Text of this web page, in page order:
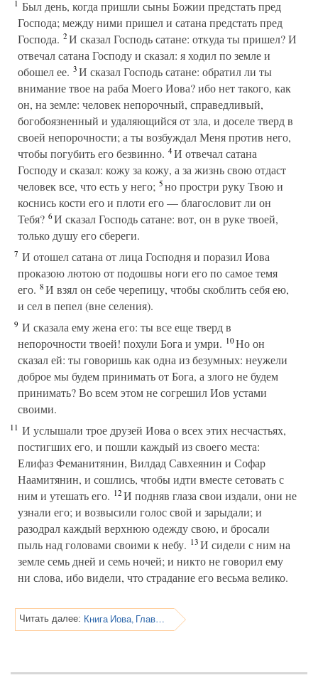
1 Был день, когда пришли сыны Божии предстать пред
Господа; между ними пришел и сатана предстать пред
Господа. 2И сказал Господь сатане: откуда ты пришел? И
отвечал сатана Господу и сказал: я ходил по земле и
обошел ее. 3И сказал Господь сатане: обратил ли ты
внимание твое на раба Моего Иова? ибо нет такого, как
он, на земле: человек непорочный, справедливый,
богобоязненный и удаляющийся от зла, и доселе тверд в
своей непорочности; а ты возбуждал Меня против него,
чтобы погубить его безвинно. 4И отвечал сатана
Господу и сказал: кожу за кожу, а за жизнь свою отдаст
человек все, что есть у него; 5но простри руку Твою и
коснись кости его и плоти его — благословит ли он
Тебя? 6И сказал Господь сатане: вот, он в руке твоей,
только душу его сбереги.
7 И отошел сатана от лица Господня и поразил Иова
проказою лютою от подошвы ноги его по самое темя
его. 8И взял он себе черепицу, чтобы скоблить себя ею,
и сел в пепел (вне селения).
9 И сказала ему жена его: ты все еще тверд в
непорочности твоей! похули Бога и умри. 10Но он
сказал ей: ты говоришь как одна из безумных: неужели
доброе мы будем принимать от Бога, а злого не будем
принимать? Во всем этом не согрешил Иов устами
своими.
11 И услышали трое друзей Иова о всех этих несчастьях,
постигших его, и пошли каждый из своего места:
Елифаз Феманитянин, Вилдад Савхеянин и Софар
Наамитянин, и сошлись, чтобы идти вместе сетовать с
ним и утешать его. 12И подняв глаза свои издали, они не
узнали его; и возвысили голос свой и зарыдали; и
разодрал каждый верхнюю одежду свою, и бросали
пыль над головами своими к небу. 13И сидели с ним на
земле семь дней и семь ночей; и никто не говорил ему
ни слова, ибо видели, что страдание его весьма велико.
Читать далее: Книга Иова, Глава 3